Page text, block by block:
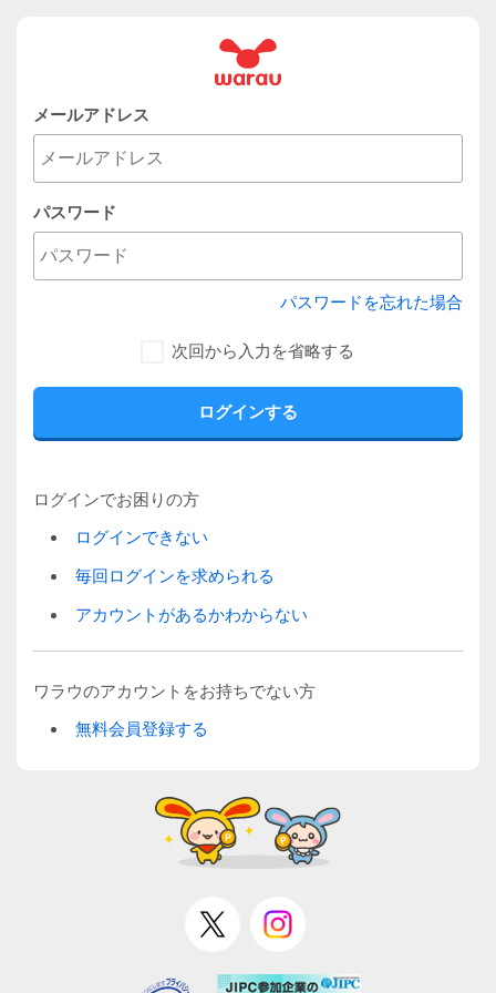
メールアドレス
パスワード
パスワードを忘れた場合
次回から入力を省略する
ログインでお困りの方
ログインできない
毎回ログインを求められる
アカウントがあるかわからない
ワラウのアカウントをお持ちでない方
無料会員登録する